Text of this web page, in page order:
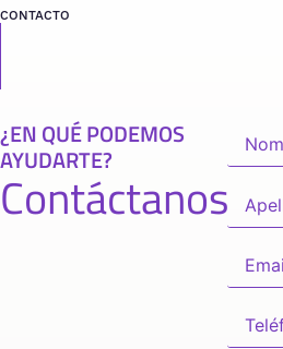
CONTACTO
¿EN QUÉ PODEMOS
AYUDARTE?
Contáctanos